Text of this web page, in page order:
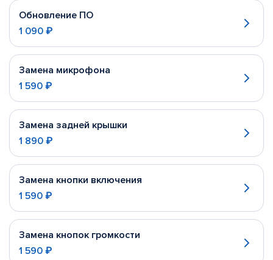
Обновление ПО
1 090 ₽
Замена микрофона
1 590 ₽
Замена задней крышки
1 890 ₽
Замена кнопки включения
1 590 ₽
Замена кнопок громкости
1 590 ₽